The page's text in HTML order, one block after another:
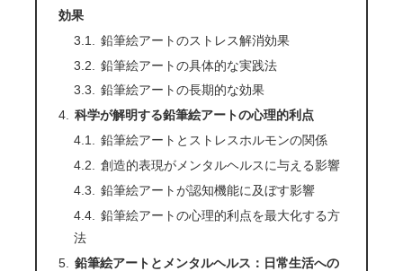
効果
鉛筆絵アートのストレス解消効果
鉛筆絵アートの具体的な実践法
鉛筆絵アートの長期的な効果
科学が解明する鉛筆絵アートの心理的利点
鉛筆絵アートとストレスホルモンの関係
創造的表現がメンタルヘルスに与える影響
鉛筆絵アートが認知機能に及ぼす影響
鉛筆絵アートの心理的利点を最大化する方
法
鉛筆絵アートとメンタルヘルス：日常生活への